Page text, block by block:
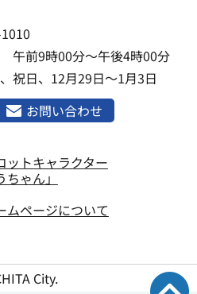
午前9時00分～午後4時00分
祝日、12月29日～1月3日
お問い合わせ
ットキャラクター
ちゃん」
ムページについて
City.